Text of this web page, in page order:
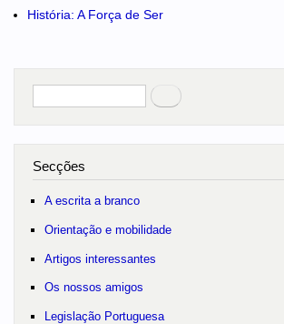
História: A Força de Ser
Pesquisar
no portal
Secções
A escrita a branco
Orientação e mobilidade
Artigos interessantes
Os nossos amigos
Legislação Portuguesa